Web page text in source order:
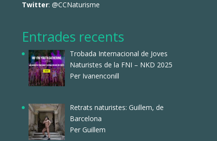
Twitter: @CCNaturisme
Entrades recents
Trobada Internacional de Joves
Naturistes de la FNI – NKD 2025
Per Ivanenconill
Retrats naturistes: Guillem, de
Barcelona
Per Guillem